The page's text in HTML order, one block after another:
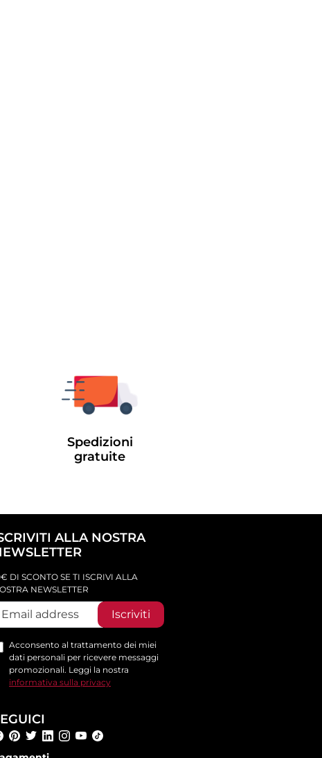
Spedizioni
gratuite
ALLA NOSTRA
DI SCONTO SE TI ISCRIVI ALLA
NEWSLETTER
Iscriviti
Acconsento al trattamento dei miei
dati personali per ricevere messaggi
promozionali. Leggi la nostra
informativa sulla privacy